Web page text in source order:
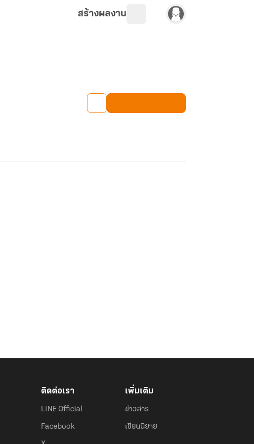
สร้างผลงาน
ติดต่อเรา
LINE Official
Facebook
เพิ่มเติม
ข่าวสาร
เขียนนิยาย